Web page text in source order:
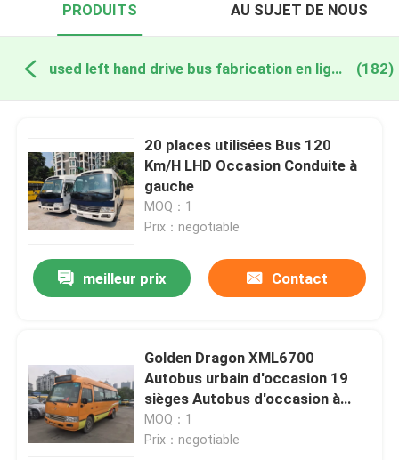
PRODUITS AU SUJET DE NOUS
used left hand drive bus fabrication en ligne (182)
20 places utilisées Bus 120
Km/H LHD Occasion Conduite à
gauche
MOQ：1
Prix：negotiable
meilleur prix Contact
Golden Dragon XML6700
Autobus urbain d'occasion 19
sièges Autobus d'occasion à
gauche
MOQ：1
Prix：negotiable